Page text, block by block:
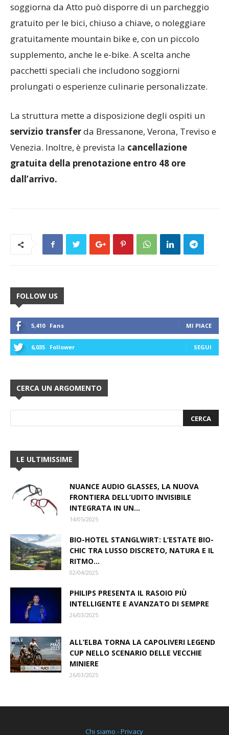
soggiorna da Atto può disporre di un parcheggio
gratuito per le bici, chiuso a chiave, o noleggiare
gratuitamente mountain bike e, con un piccolo
supplemento, anche le e-bike. A scelta anche
pacchetti speciali che includono soggiorni
prolungati o esperienze culinarie personalizzate.
La struttura mette a disposizione degli ospiti un
servizio transferda Bressanone, Verona, Treviso e
Venezia. Inoltre, è prevista la cancellazione
gratuita della prenotazione entro 48 ore
dall’arrivo.
FOLLOW US
5,410 Fans MI PIACE
6,035 Follower SEGUI
CERCA UN ARGOMENTO
LE ULTIMISSIME
NUANCE AUDIO GLASSES, LA NUOVA
FRONTIERA DELL’UDITO INVISIBILE
INTEGRATA IN UN...
14/05/2025
BIO-HOTEL STANGLWIRT: L‘ESTATE BIO-
CHIC TRA LUSSO DISCRETO, NATURA E IL
RITMO...
02/04/2025
PHILIPS PRESENTA IL RASOIO PIÙ
INTELLIGENTE E AVANZATO DI SEMPRE
26/03/2025
ALL’ELBA TORNA LA CAPOLIVERI LEGEND
CUP NELLO SCENARIO DELLE VECCHIE
MINIERE
26/03/2025
Chi siamo - Privacy